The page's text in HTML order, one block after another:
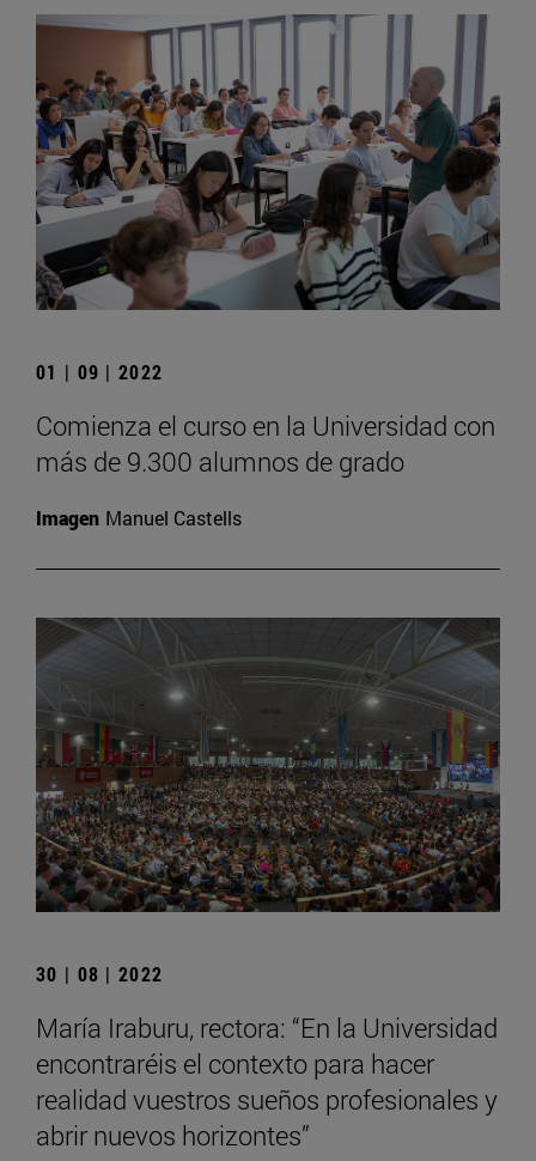
01 | 09 | 2022
Comienza el curso en la Universidad con
más de 9.300 alumnos de grado
Imagen Manuel Castells
30 | 08 | 2022
María Iraburu, rectora: “En la Universidad
encontraréis el contexto para hacer
realidad vuestros sueños profesionales y
abrir nuevos horizontes”